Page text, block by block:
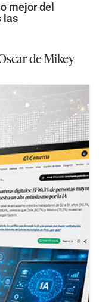
mejor del
las
de Mikey